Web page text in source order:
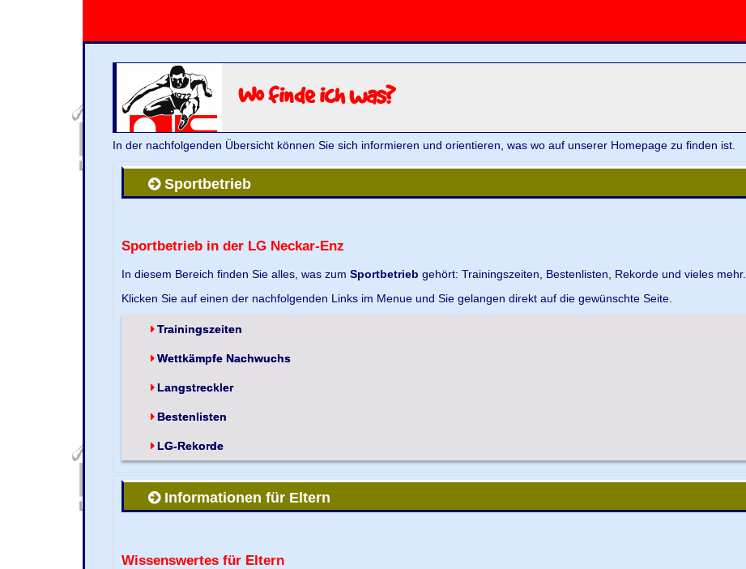
Wo finde ich was?
In der nachfolgenden Übersicht können Sie sich informieren und orientieren, was wo auf unserer Homepage zu finden ist.
Sportbetrieb
Sportbetrieb in der LG Neckar-Enz
In diesem Bereich finden Sie alles, was zumSportbetrieb gehört: Trainingszeiten, Bestenlisten, Rekorde und vieles mehr.
Klicken Sie auf einen der nachfolgenden Links im Menue und Sie gelangen direkt auf die gewünschte Seite.
Trainingszeiten
Wettkämpfe Nachwuchs
Langstreckler
Bestenlisten
LG-Rekorde
Informationen für Eltern
Wissenswertes für Eltern